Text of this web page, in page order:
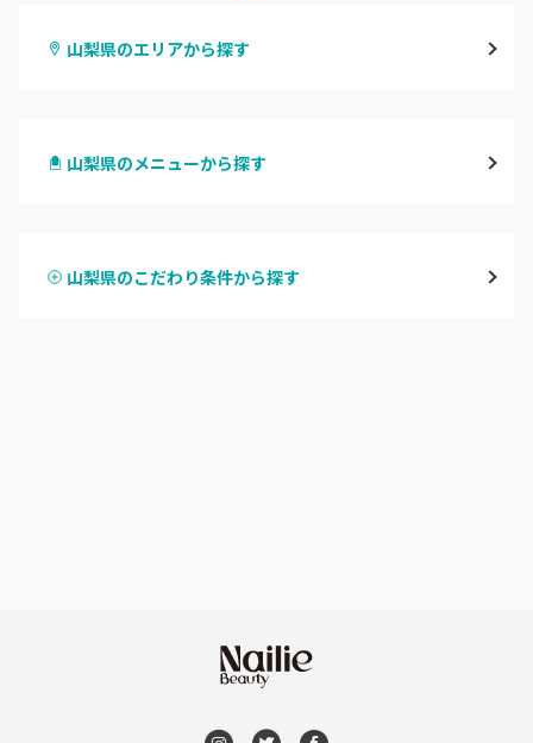
山梨県のエリアから探す
山梨県のメニューから探す
山梨県のこだわり条件から探す